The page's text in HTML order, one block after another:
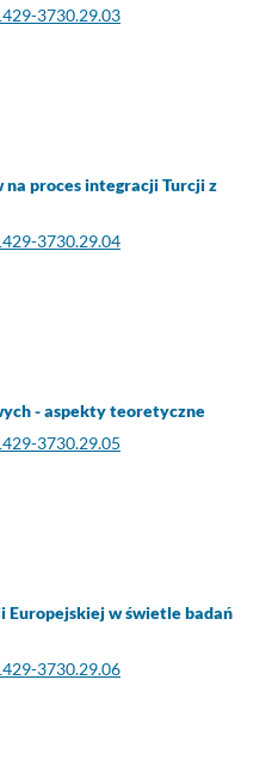
3730.29.03
proces integracji Turcji z
3730.29.04
- aspekty teoretyczne
3730.29.05
w świetle badań
3730.29.06